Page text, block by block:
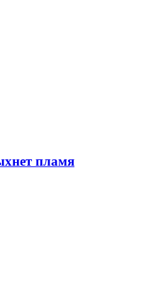
пламя